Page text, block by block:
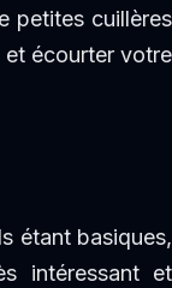
petites cuillères
et écourter votre
étant basiques,
intéressant et